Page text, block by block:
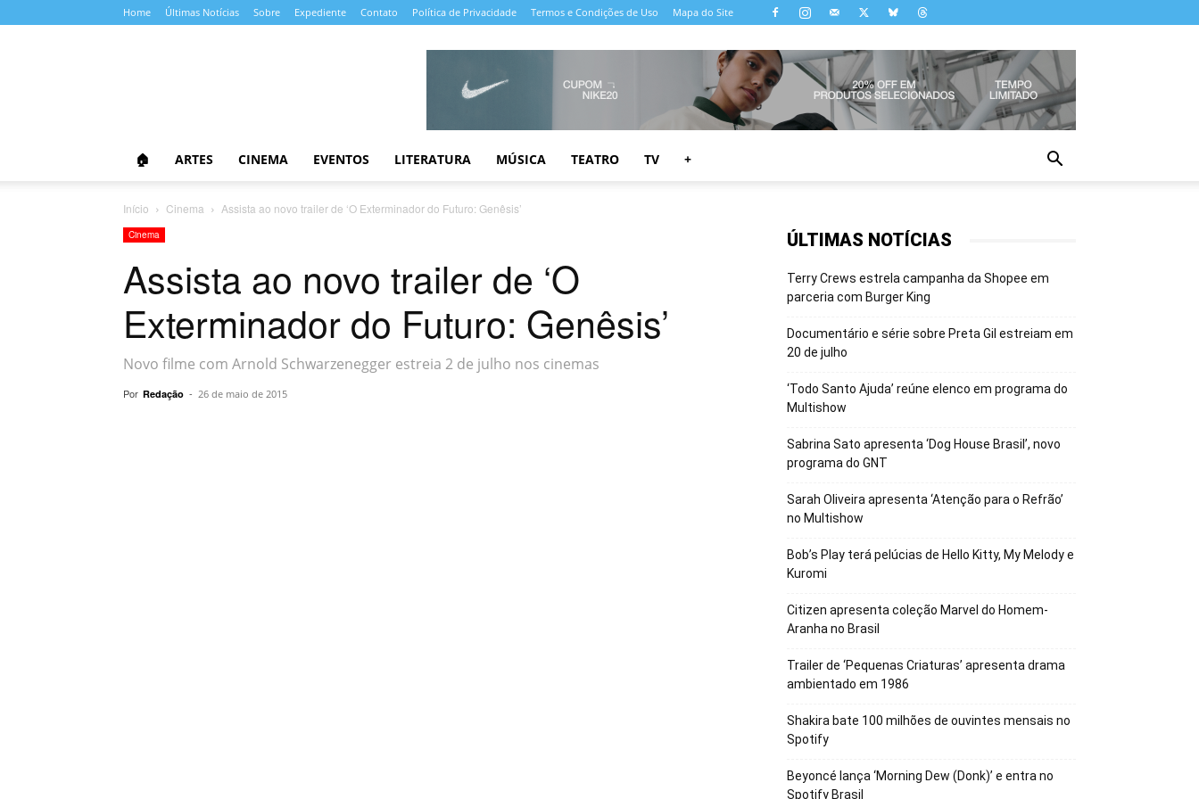
Home Últimas Notícias Sobre Expediente Contato Política de Privacidade Termos e Condições de Uso Mapa do Site
🏠 ARTES CINEMA EVENTOS LITERATURA MÚSICA TEATRO TV +
Início Cinema Assista ao novo trailer de ‘O Exterminador do Futuro: Genêsis’
Cinema
Assista ao novo trailer de ‘O
Exterminador do Futuro: Genêsis’
Novo filme com Arnold Schwarzenegger estreia 2 de julho nos cinemas
Por Redação - 26 de maio de 2015
ÚLTIMAS NOTÍCIAS
Terry Crews estrela campanha da Shopee em
parceria com Burger King
Documentário e série sobre Preta Gil estreiam em
20 de julho
‘Todo Santo Ajuda’ reúne elenco em programa do
Multishow
Sabrina Sato apresenta ‘Dog House Brasil’, novo
programa do GNT
Sarah Oliveira apresenta ‘Atenção para o Refrão’
no Multishow
Bob’s Play terá pelúcias de Hello Kitty, My Melody e
Kuromi
Citizen apresenta coleção Marvel do Homem-
Aranha no Brasil
Trailer de ‘Pequenas Criaturas’ apresenta drama
ambientado em 1986
Shakira bate 100 milhões de ouvintes mensais no
Spotify
Beyoncé lança ‘Morning Dew (Donk)’ e entra no
Spotify Brasil